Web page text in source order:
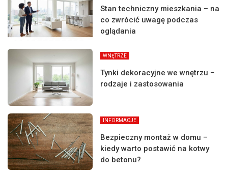
Stan techniczny mieszkania – na
co zwrócić uwagę podczas
oglądania
WNĘTRZE
Tynki dekoracyjne we wnętrzu –
rodzaje i zastosowania
INFORMACJE
Bezpieczny montaż w domu –
kiedy warto postawić na kotwy
do betonu?